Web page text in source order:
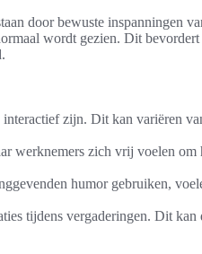
door bewuste inspanningen
wordt gezien. Dit
zijn. Dit kan variëren
werknemers zich vrij voelen
humor gebruiken,
tijdens vergaderingen. Dit kan